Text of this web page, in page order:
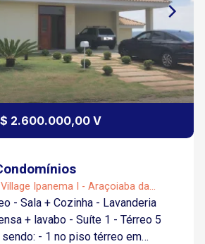
2.600.000,00 V
Ipanema I - Araçoiaba da
+ lavabo - Suíte 1 - Térreo 5
térreo em